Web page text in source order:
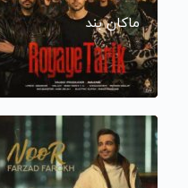
ماکان بند